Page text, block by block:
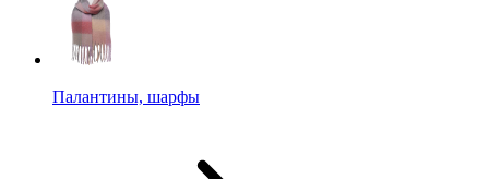
Палантины, шарфы